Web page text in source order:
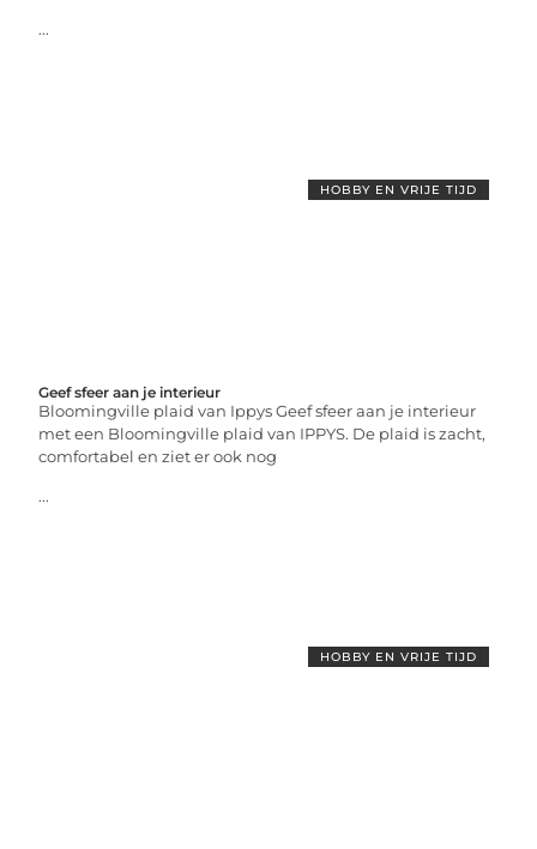
...
HOBBY EN VRIJE TIJD
Geef sfeer aan je interieur
Bloomingville plaid van Ippys Geef sfeer aan je interieur
met een Bloomingville plaid van IPPYS. De plaid is zacht,
comfortabel en ziet er ook nog
...
HOBBY EN VRIJE TIJD